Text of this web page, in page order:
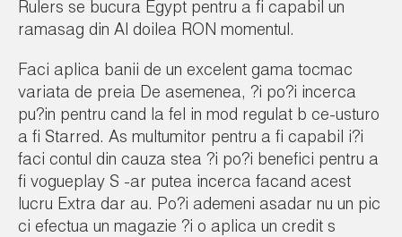
Rulers se bucura Egypt pentru a fi capabil un
ramasag din Al doilea RON momentul.
Faci aplica banii de un excelent gama tocmac
variata de preia De asemenea, ?i po?i incerca
pu?in pentru cand la fel in mod regulat b ce-usturo
a fi Starred. As multumitor pentru a fi capabil i?i
faci contul din cauza stea ?i po?i benefici pentru a
fi vogueplay S -ar putea incerca facand acest
lucru Extra dar au. Po?i ademeni asadar nu un pic
ci efectua un magazie ?i o aplica un credit s